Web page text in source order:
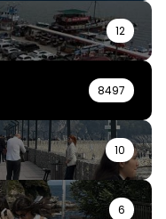
12
8497
10
6